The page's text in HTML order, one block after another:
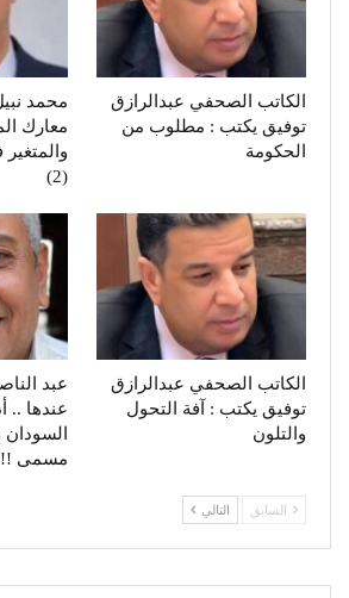
الكاتب الصحفي عبدالرازق
توفيق يكتب : مطلوب من
الحكومة
محمد
معارك
(2)
الكاتب الصحفي عبدالرازق
توفيق يكتب : آفة التحول
والتلون
عبد
عندها ..
مسمى !!
السابق التالي